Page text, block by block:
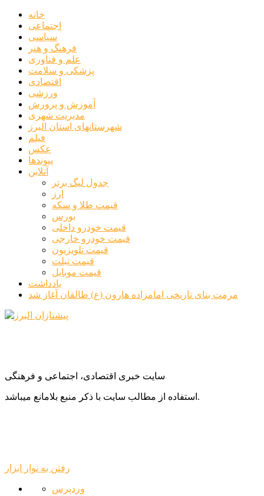
خانه
اجتماعی
سیاسی
فرهنگ و هنر
علم و فناوری
پزشکی و سلامت
اقتصادی
ورزشی
آموزش و پرورش
مدیریت شهری
شهرستانهای استان البرز
فیلم
عکس
پیوندها
آنلاین
جدول لیگ برتر
ارز
قیمت طلا و سکه
بورس
قیمت خودرو داخلی
قیمت خودرو خارجی
قیمت تلویزیون
قیمت تبلت
قیمت موبایل
یادداشت
مرمت بنای تاریخی امامزاده هارون (ع) طالقان آغاز شد
سایت خبری اقتصادی، اجتماعی و فرهنگی
استفاده از مطالب سایت با ذکر منبع بلامانع میباشد.
رفتن به نوار ابزار
درباره
وردپرس